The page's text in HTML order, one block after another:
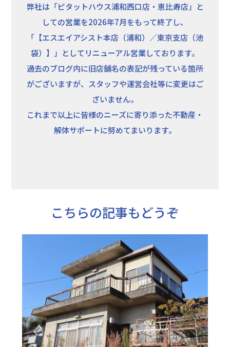
弊社は「ピタットハウス浦和西口店・恵比寿店」と
しての営業を2026年7月をもって終了し、
「【エスエイアシスト本店（浦和）／東京支店（池
袋）】」としてリニューアル営業しております。
過去のブログ内に旧店舗名の表記が残っている箇所
がございますが、スタッフや運営会社等に変更はご
ざいません。
これまで以上に皆様のニーズに寄り添った不動産・
解体サポートに努めてまいります。
こちらの記事もどうぞ